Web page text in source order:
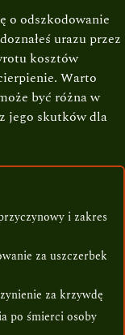
o odszkodowanie
urazu przez
kosztów
Warto
być różna w
jego skutków dla
i zakres
za uszczerbek
za krzywdę
po śmierci osoby